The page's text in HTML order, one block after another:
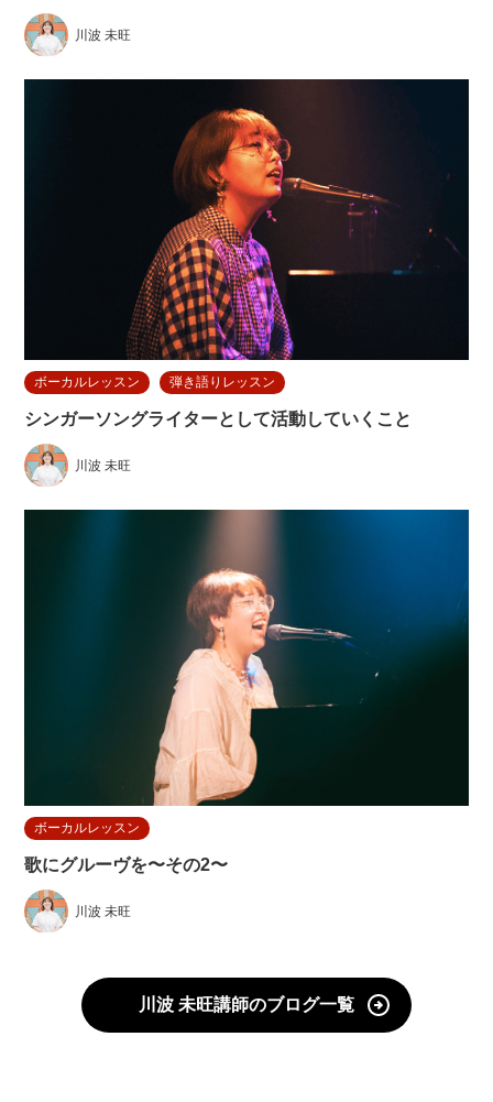
川波 未旺
ボーカルレッスン 弾き語りレッスン
シンガーソングライターとして活動していくこと
川波 未旺
ボーカルレッスン
歌にグルーヴを〜その2〜
川波 未旺
川波 未旺講師のブログ一覧